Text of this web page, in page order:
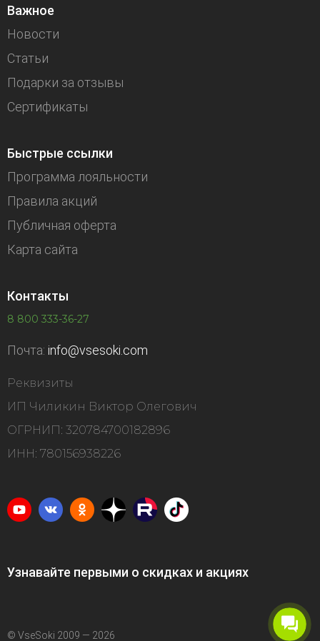
Важное
Новости
Статьи
Подарки за отзывы
Сертификаты
Быстрые ссылки
Программа лояльности
Правила акций
Публичная оферта
Карта сайта
Контакты
8 800 333-36-27
Почта: info@vsesoki.com
Реквизиты
ИП Чиликин Виктор Олегович
ОГРНИП: 320784700182896
ИНН: 780156938226
Узнавайте первыми о скидках и акциях
© VseSoki 2009 — 2026